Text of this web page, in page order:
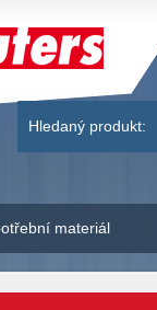
Hledaný produkt:
materiál